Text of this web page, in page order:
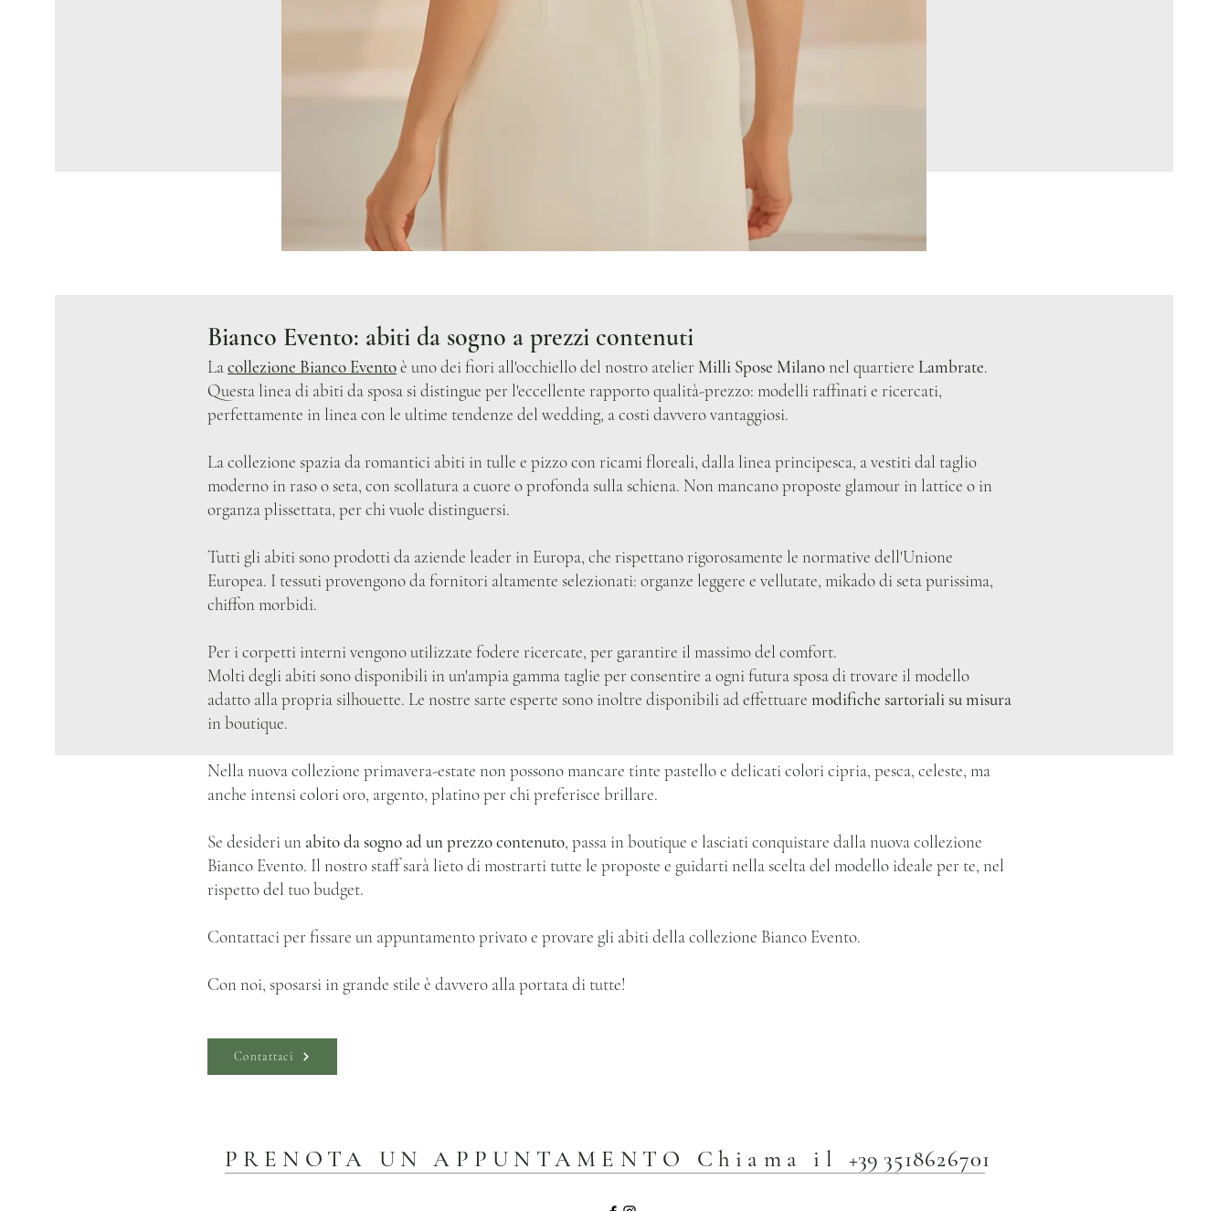
Bianco Evento: abiti da sogno a prezzi contenuti
Lacollezione Bianco Eventoè uno dei fiori all'occhiello del nostro atelier Milli Spose Milanonel quartiere Lambrate.
Questa linea di abiti da sposa si distingue per l'eccellente rapporto qualità-prezzo: modelli raffinati e ricercati,
perfettamente in linea con le ultime tendenze del wedding, a costi davvero vantaggiosi.
La collezione spazia da romantici abiti in tulle e pizzo con ricami floreali, dalla linea principesca, a vestiti dal taglio
moderno in raso o seta, con scollatura a cuore o profonda sulla schiena. Non mancano proposte glamour in lattice o in
organza plissettata, per chi vuole distinguersi.
Tutti gli abiti sono prodotti da aziende leader in Europa, che rispettano rigorosamente le normative dell'Unione
Europea. I tessuti provengono da fornitori altamente selezionati: organze leggere e vellutate, mikado di seta purissima,
chiffon morbidi.
Per i corpetti interni vengono utilizzate fodere ricercate, per garantire il massimo del comfort.
Molti degli abiti sono disponibili in un'ampia gamma taglie per consentire a ogni futura sposa di trovare il modello
adatto alla propria silhouette. Le nostre sarte esperte sono inoltre disponibili ad effettuare modifiche sartoriali su misura
in boutique.
Nella nuova collezione primavera-estate non possono mancare tinte pastello e delicati colori cipria, pesca, celeste, ma
anche intensi colori oro, argento, platino per chi preferisce brillare.
Se desideri un abito da sogno ad un prezzo contenuto, passa in boutique e lasciati conquistare dalla nuova collezione
Bianco Evento. Il nostro staff sarà lieto di mostrarti tutte le proposte e guidarti nella scelta del modello ideale per te, nel
rispetto del tuo budget.
Contattaci per fissare un appuntamento privato e provare gli abiti della collezione Bianco Evento.
Con noi, sposarsi in grande stile è davvero alla portata di tutte!
Contattaci
PRENOTA UN APPUNTAMENTO Chiama il +39 3518626701